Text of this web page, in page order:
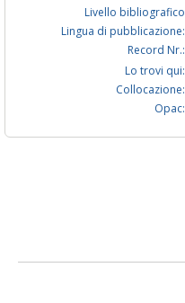
Livello bibliografico
Lingua di pubblicazione:
Record Nr.:
Lo trovi qui:
Collocazione:
Opac: